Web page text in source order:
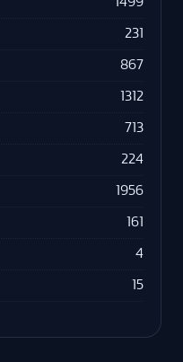
231
867
1312
713
224
1956
161
4
15